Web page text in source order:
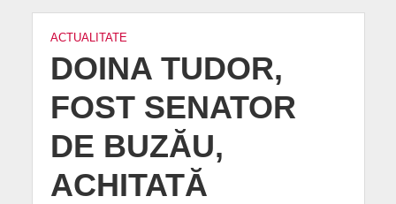
ACTUALITATE
DOINA TUDOR,
FOST SENATOR
DE BUZĂU,
ACHITATĂ